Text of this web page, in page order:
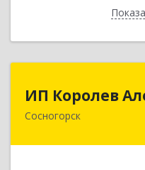
ИП Королев
Сосногорск
ИП Королев
169500, Коми Респ,